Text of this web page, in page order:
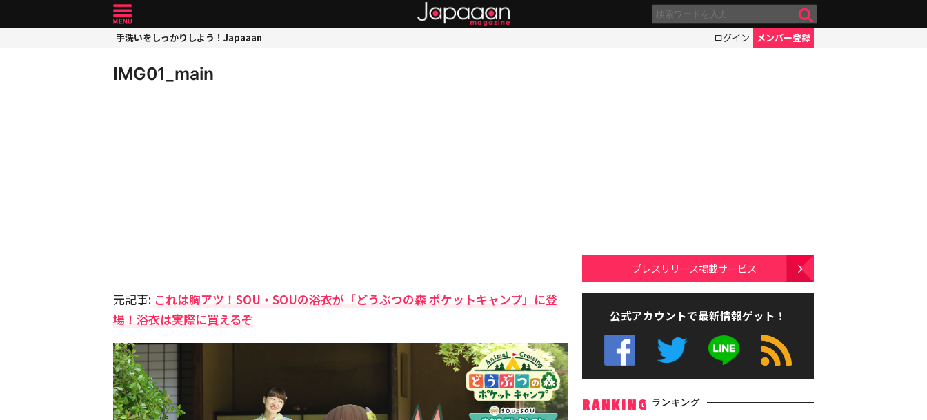
手洗いをしっかりしよう！Japaaan ログイン メンバー登録
IMG01_main
元記事: これは胸アツ！SOU・SOUの浴衣が「どうぶつの森 ポケットキャンプ」に登
場！浴衣は実際に買えるぞ
プレスリリース掲載サービス
公式アカウントで最新情報ゲット！
RANKING ランキング